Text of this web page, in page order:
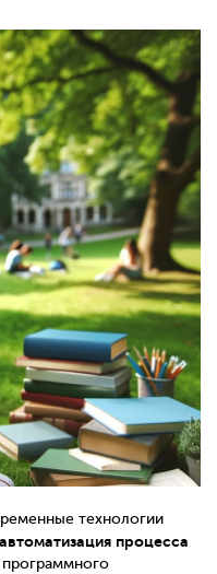
технологии
автоматизация процесса